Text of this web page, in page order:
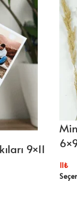
9×11
11₺